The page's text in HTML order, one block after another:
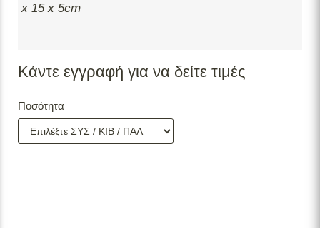
x 15 x 5cm
Κάντε εγγραφή για να δείτε τιμές
Ποσότητα